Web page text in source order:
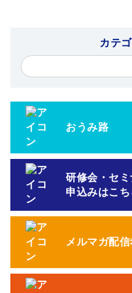
カテ
おうみ路
研修会・セ
申込みはこち
メルマガ配